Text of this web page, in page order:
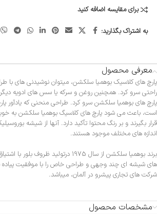
برای مقایسه اضافه کنید
به اشتراک بگذارید:
معرفی محصول
پارچ های کلاسیک بوهمیا سلکشن، میتوان نوشیدنی های با
راحتی سرو کرد. همچنین روغن و سرکه یا سس های ادویه دیگر
پارچ های بوهمیا سلکشن سرو کرد. طراحی منحنی که یادآور
است، باعث می شود پارچ های کلاسیگ بوهمیا سلکشن به
قرار بگیرند و بر رنگ محتوا تأکید دارد. آنها از شیشه
اندازه های مختلف موجود هستند.
برند بوهمیا سلکشن از سال 1975 درتولید
های شیشه ای چند وجهی و طراحی خاص را با موفقیت پیاده
شرکت های تجاری پیشرو در آلمان، میباشد.
مشخصات محصول